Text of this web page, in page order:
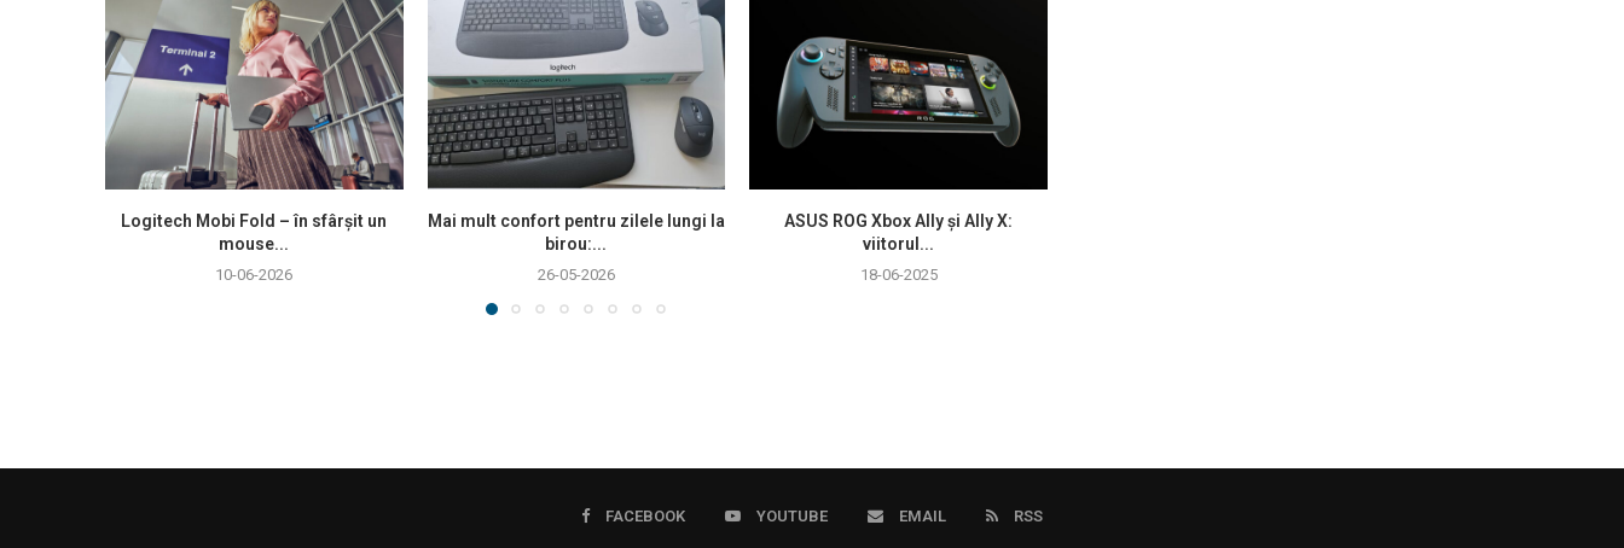
Logitech Mobi Fold – în sfârșit un
mouse...
10-06-2026
Mai mult confort pentru zilele lungi la
birou:...
26-05-2026
ASUS ROG Xbox Ally și Ally X:
viitorul...
18-06-2025
FACEBOOK YOUTUBE EMAIL RSS